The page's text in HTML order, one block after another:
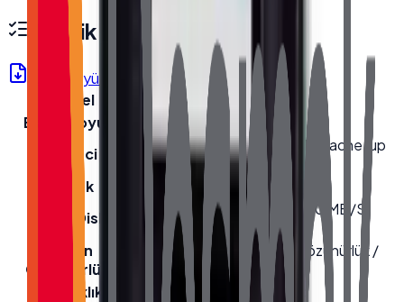
Teknik Özellikler
Ürün Föyü (PDF)
Model
TX-1560M
Ekran Boyutu
15.6''
İşlemci
Intel® Celeron® J6412 1.5M Cache, up
to 2.60 GHz
Bellek
Yageo 8GB DDR4 Ram
Hard Disk
256 GB 2.5'' 580 MB/S 550 MB/S
Sata 3 SSD
Ekran
Çözünürlüğü
1920(RGB)×1080, FHD Çözünürlük /
Resolution
Parlaklık
250 cd/m² (Typ.) Parlaklık